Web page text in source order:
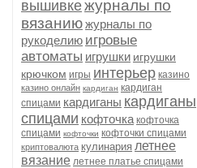
вышивкежурналы по
вязаниюжурналы по
рукоделию игровые
автоматы игрушки игрушки
крючком игры интерьер казино
казино онлайн кардиган кардиган
спицами кардиганы кардиганы
спицами кофточка кофточка
спицами кофточки кофточки спицами
криптовалюта кулинария летнее
вязание летнее платье спицами